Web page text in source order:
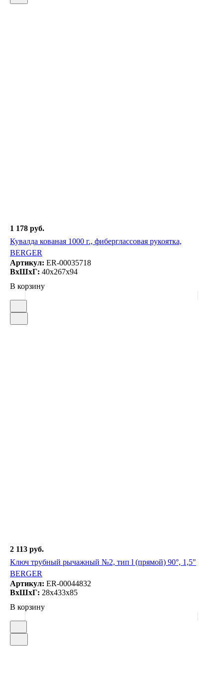
1 178 руб.
Кувалда кованая 1000 г., фиберглассовая рукоятка,
BERGER
Артикул: ER-00035718
ВxШxГ: 40x267x94
В корзину
2 113 руб.
Ключ трубный рычажный №2, тип l (прямой) 90°, 1,5"
BERGER
Артикул: ER-00044832
ВxШxГ: 28x433x85
В корзину